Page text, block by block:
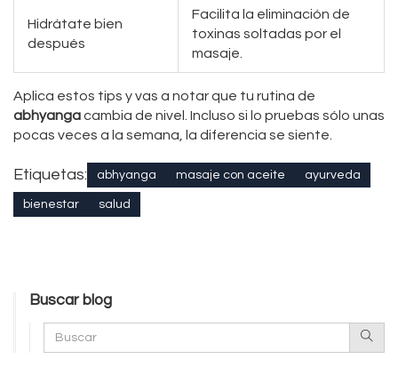
Hidrátate bien
después
Facilita la eliminación de
toxinas soltadas por el
masaje.
Aplica estos tips y vas a notar que tu rutina de
abhyangacambia de nivel. Incluso si lo pruebas sólo unas
pocas veces a la semana, la diferencia se siente.
Etiquetas: abhyanga masaje con aceite ayurveda
bienestar salud
Buscar blog